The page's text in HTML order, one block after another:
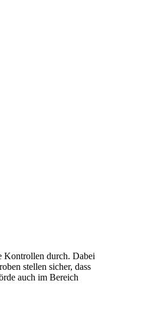
Kontrollen durch. Dabei
stellen sicher, dass
auch im Bereich